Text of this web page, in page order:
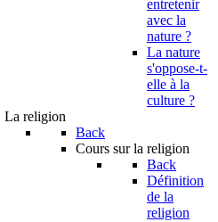
entretenir
avec la
nature ?
La nature
s'oppose-t-
elle à la
culture ?
La religion
Back
Cours sur la religion
Back
Définition
de la
religion